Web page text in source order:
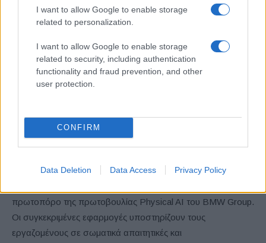
I want to allow Google to enable storage
related to personalization.
I want to allow Google to enable storage
related to security, including authentication
functionality and fraud prevention, and other
user protection.
CONFIRM
Data Deletion Data Access Privacy Policy
εργοστάσια εφαρμόζεται το AIQX (Artificial Intelligence
AIQX αξιοποιεί αισθητήρες και συστήματα καμερών κατά
μήκος της γραμμής παραγωγής για την αυτοματοποίηση των
διαδικασιών ποιοτικού ελέγχου. Η τεχνητή νοημοσύνη
Το εργοστάσιο του Spartanburg προωθεί παράλληλα το
νοημοσύνης (Physical AI). Με την αξιοποίηση
πρωτοπόρο της πρωτοβουλίας Physical AI του BMW Group.
Οι συγκεκριμένες εφαρμογές υποστηρίζουν τους
εργαζομένους σε σωματικά απαιτητικές και